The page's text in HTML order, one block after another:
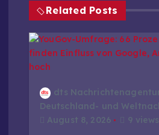
n
a
Related Posts
dts
Deutschland- und
August 8, 2026
9 views